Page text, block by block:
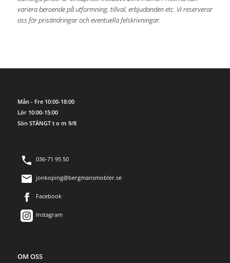
variera beroende på utformning, tillval, erbjudanden etc. Vi reserverar
oss för prisändringar och eventuella felskrivningar.
Mån - Fre 10:00-18:00
Lör 10:00-15:00
Sön STÄNGT t o m 9/8
036-71 95 50
jonkoping@bergmansmobler.se
Facebook
Instagram
OM OSS